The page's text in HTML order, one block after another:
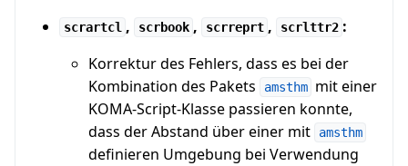
scrartcl , scrbook , scrreprt , scrlttr2 :
Korrektur des Fehlers, dass es bei der
Kombination des Pakets
amsthm mit einer
KOMA-Script-Klasse passieren konnte,
dass der Abstand über einer mit
amsthm
definieren Umgebung bei Verwendung